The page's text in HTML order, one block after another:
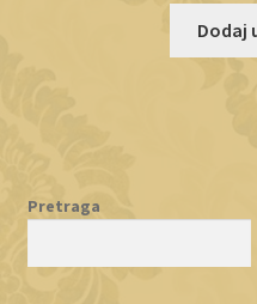
Dodaj
Pretraga